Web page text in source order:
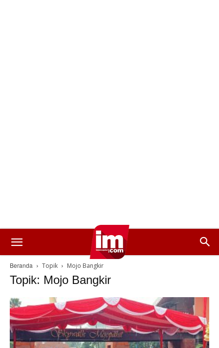
Beranda Topik Mojo Bangkir
Topik: Mojo Bangkir